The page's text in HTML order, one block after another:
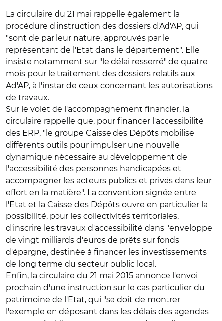
La circulaire du 21 mai rappelle également la
procédure d'instruction des dossiers d'Ad'AP, qui
"sont de par leur nature, approuvés par le
représentant de l'Etat dans le département". Elle
insiste notamment sur "le délai resserré" de quatre
mois pour le traitement des dossiers relatifs aux
Ad'AP, à l'instar de ceux concernant les autorisations
de travaux.
Sur le volet de l'accompagnement financier, la
circulaire rappelle que, pour financer l'accessibilité
des ERP, "le groupe Caisse des Dépôts mobilise
différents outils pour impulser une nouvelle
dynamique nécessaire au développement de
l'accessibilité des personnes handicapées et
accompagner les acteurs publics et privés dans leur
effort en la matière". La convention signée entre
l'Etat et la Caisse des Dépôts ouvre en particulier la
possibilité, pour les collectivités territoriales,
d'inscrire les travaux d'accessibilité dans l'enveloppe
de vingt milliards d'euros de prêts sur fonds
d'épargne, destinée à financer les investissements
de long terme du secteur public local.
Enfin, la circulaire du 21 mai 2015 annonce l'envoi
prochain d'une instruction sur le cas particulier du
patrimoine de l'Etat, qui "se doit de montrer
l'exemple en déposant dans les délais des agendas